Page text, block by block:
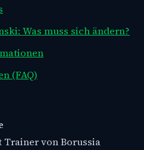
Was muss sich ändern?
(FAQ)
von Borussia